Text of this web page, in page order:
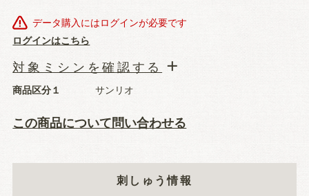
データ購入にはログインが必要です
ログインはこちら
商品区分１ サンリオ
この商品について問い合わせる
対象ミシンを確認する
刺しゅう情報